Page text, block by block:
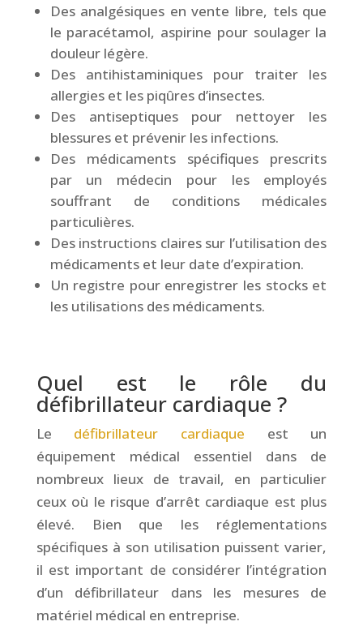
Des analgésiques en vente libre, tels que
le paracétamol, aspirine pour soulager la
douleur légère.
Des antihistaminiques pour traiter les
allergies et les piqûres d’insectes.
Des antiseptiques pour nettoyer les
blessures et prévenir les infections.
Des médicaments spécifiques prescrits
par un médecin pour les employés
souffrant de conditions médicales
particulières.
Des instructions claires sur l’utilisation des
médicaments et leur date d’expiration.
Un registre pour enregistrer les stocks et
les utilisations des médicaments.
Quel est le rôle du
défibrillateur cardiaque ?
Le défibrillateur cardiaque est un
équipement médical essentiel dans de
nombreux lieux de travail, en particulier
ceux où le risque d’arrêt cardiaque est plus
élevé. Bien que les réglementations
spécifiques à son utilisation puissent varier,
il est important de considérer l’intégration
d’un défibrillateur dans les mesures de
matériel médical en entreprise.